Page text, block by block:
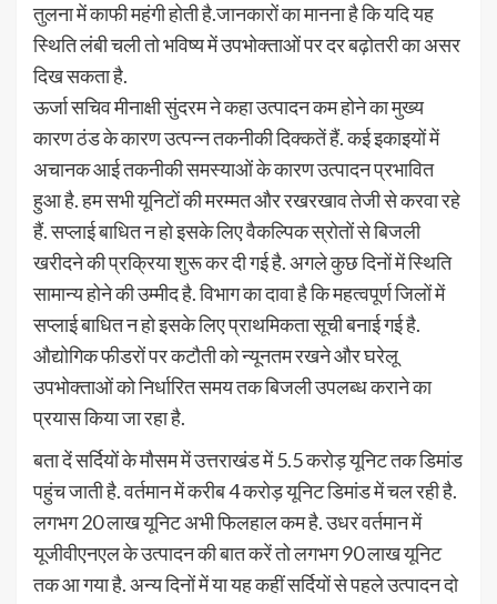
तुलना में काफी महंगी होती है.जानकारों का मानना है कि यदि यह
स्थिति लंबी चली तो भविष्य में उपभोक्ताओं पर दर बढ़ोतरी का असर
दिख सकता है.
ऊर्जा सचिव मीनाक्षी सुंदरम ने कहा उत्पादन कम होने का मुख्य
कारण ठंड के कारण उत्पन्न तकनीकी दिक्कतें हैं. कई इकाइयों में
अचानक आई तकनीकी समस्याओं के कारण उत्पादन प्रभावित
हुआ है. हम सभी यूनिटों की मरम्मत और रखरखाव तेजी से करवा रहे
हैं. सप्लाई बाधित न हो इसके लिए वैकल्पिक स्रोतों से बिजली
खरीदने की प्रक्रिया शुरू कर दी गई है. अगले कुछ दिनों में स्थिति
सामान्य होने की उम्मीद है. विभाग का दावा है कि महत्वपूर्ण जिलों में
सप्लाई बाधित न हो इसके लिए प्राथमिकता सूची बनाई गई है.
औद्योगिक फीडरों पर कटौती को न्यूनतम रखने और घरेलू
उपभोक्ताओं को निर्धारित समय तक बिजली उपलब्ध कराने का
प्रयास किया जा रहा है.
बता दें सर्दियों के मौसम में उत्तराखंड में 5.5 करोड़ यूनिट तक डिमांड
पहुंच जाती है. वर्तमान में करीब 4 करोड़ यूनिट डिमांड में चल रही है.
लगभग 20 लाख यूनिट अभी फिलहाल कम है. उधर वर्तमान में
यूजीवीएनएल के उत्पादन की बात करें तो लगभग 90 लाख यूनिट
तक आ गया है. अन्य दिनों में या यह कहीं सर्दियों से पहले उत्पादन दो